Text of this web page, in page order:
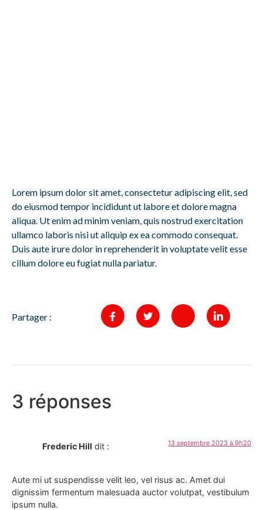
Lorem ipsum dolor sit amet, consectetur adipiscing elit, sed
do eiusmod tempor incididunt ut labore et dolore magna
aliqua. Ut enim ad minim veniam, quis nostrud exercitation
ullamco laboris nisi ut aliquip ex ea commodo consequat.
Duis aute irure dolor in reprehenderit in voluptate velit esse
cillum dolore eu fugiat nulla pariatur.
Partager :
3 réponses
Frederic Hill dit : 13 septembre 2023 à 9h20
Aute mi ut suspendisse velit leo, vel risus ac. Amet dui
dignissim fermentum malesuada auctor volutpat, vestibulum
ipsum nulla.